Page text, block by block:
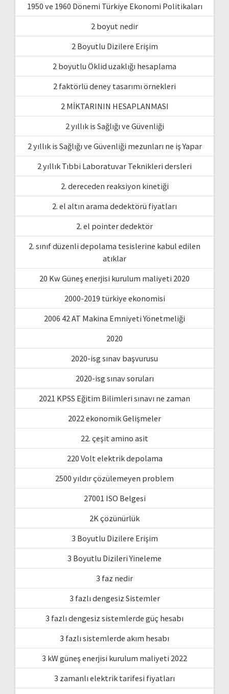
1950 ve 1960 Dönemi Türkiye Ekonomi Politikaları
2 boyut nedir
2 Boyutlu Dizilere Erişim
2 boyutlu Öklid uzaklığı hesaplama
2 faktörlü deney tasarımı örnekleri
2 MİKTARININ HESAPLANMASI
2 yıllık is Sağlığı ve Güvenliği
2 yıllık is Sağlığı ve Güvenliği mezunları ne iş Yapar
2 yıllık Tıbbi Laboratuvar Teknikleri dersleri
2. dereceden reaksiyon kinetiği
2. el altın arama dedektörü fiyatları
2. el pointer dedektör
2. sınıf düzenli depolama tesislerine kabul edilen
atıklar
20 Kw Güneş enerjisi kurulum maliyeti 2020
2000-2019 türkiye ekonomisi
2006 42 AT Makina Emniyeti Yönetmeliği
2020
2020-isg sınav başvurusu
2020-isg sınav soruları
2021 KPSS Eğitim Bilimleri sınavı ne zaman
2022 ekonomik Gelişmeler
22. çeşit amino asit
220 Volt elektrik depolama
2500 yıldır çözülemeyen problem
27001 ISO Belgesi
2K çözünürlük
3 Boyutlu Dizilere Erişim
3 Boyutlu Dizileri Yineleme
3 faz nedir
3 fazlı dengesiz Sistemler
3 fazlı dengesiz sistemlerde güç hesabı
3 fazlı sistemlerde akım hesabı
3 kW güneş enerjisi kurulum maliyeti 2022
3 zamanlı elektrik tarifesi fiyatları